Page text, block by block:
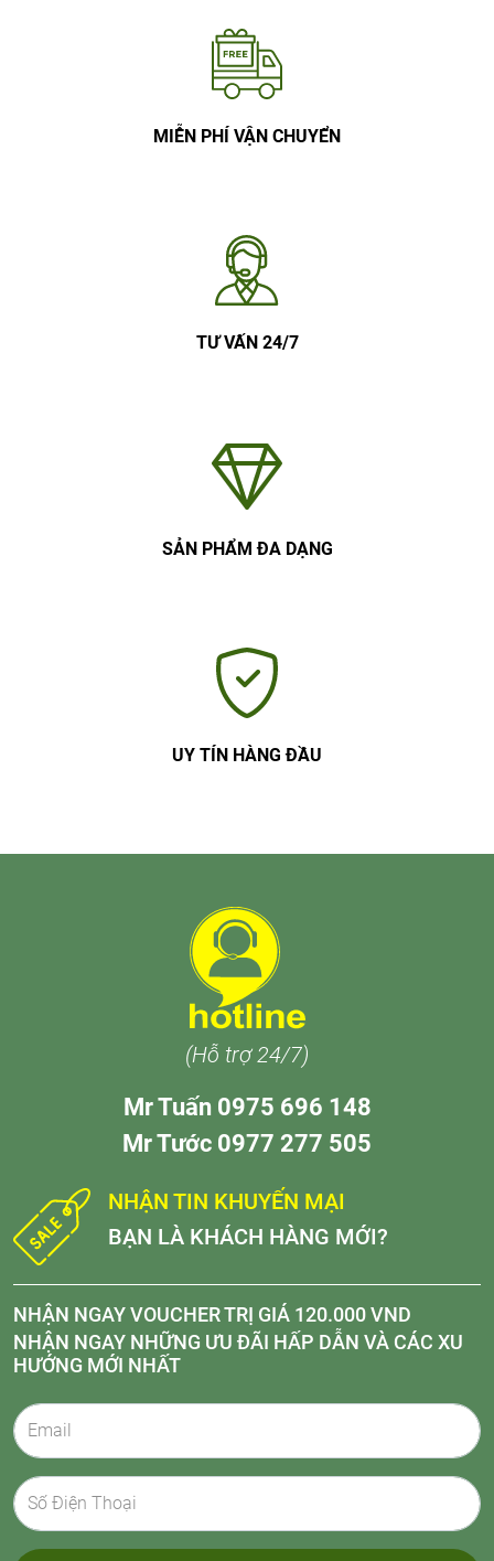
MIỄN PHÍ VẬN CHUYỂN
TƯ VẤN 24/7
SẢN PHẨM ĐA DẠNG
UY TÍN HÀNG ĐẦU
(Hỗ trợ 24/7)
Mr Tuấn 0975 696 148
Mr Tước 0977 277 505
NHẬN TIN KHUYẾN MẠI
BẠN LÀ KHÁCH HÀNG MỚI?
NHẬN NGAY VOUCHER TRỊ GIÁ 120.000 VND
NHẬN NGAY NHỮNG ƯU ĐÃI HẤP DẪN VÀ CÁC XU
HƯỚNG MỚI NHẤT